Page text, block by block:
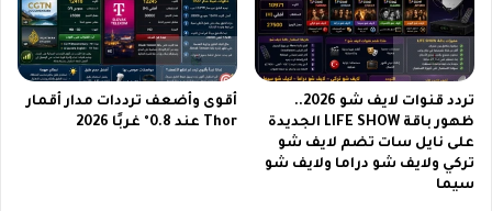
0
6
ب
ث
م
ب
ا
p
e
d
ف
ي
ا
ل
س
تردد قنوات لايف شو 2026..
ظهور باقة LIFE SHOW الجديدة
على نايل سات تضم لايف شو
تركي ولايف شو دراما ولايف شو
سيما
أقوى وأضعف ترددات مدار أقمار
Thor عند 0.8° غربًا 2026